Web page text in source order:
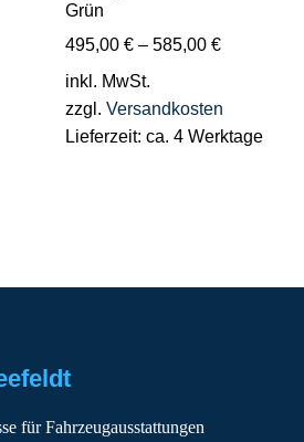
Grün
495,00€ –585,00€
inkl. MwSt.
zzgl.Versandkosten
Lieferzeit:ca. 4 Werktage
für Fahrzeugausstattungen